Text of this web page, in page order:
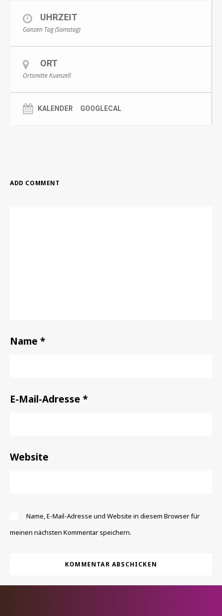
UHRZEIT
Ganzen Tag (Samstag)
ORT
Ortsmitte Kuenzell
KALENDER GOOGLECAL
ADD COMMENT
Name *
E-Mail-Adresse *
Website
Name, E-Mail-Adresse und Website in diesem Browser für
meinen nächsten Kommentar speichern.